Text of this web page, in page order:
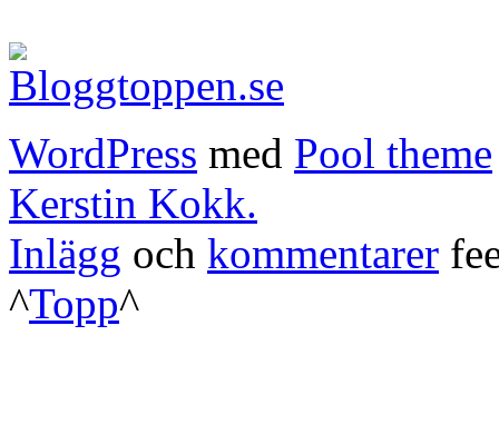
WordPress med Pool theme
Kerstin Kokk.
Inlägg och kommentarer
^Topp^